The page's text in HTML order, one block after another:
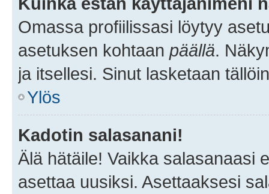
Omassa profiilissasi löytyy
asetuksen kohtaan päällä.
ja itsellesi. Sinut lasketaan
Ylös
Kadotin salasanani!
Älä hätäile! Vaikka salasanaasi
asettaa uusiksi. Asettaaksesi